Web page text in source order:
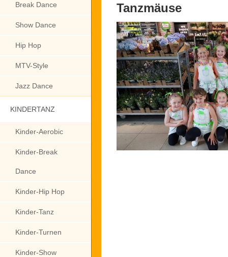
Break Dance
Show Dance
Hip Hop
MTV-Style
Jazz Dance
KINDERTANZ
Kinder-Aerobic
Kinder-Break
Dance
Kinder-Hip Hop
Kinder-Tanz
Kinder-Turnen
Kinder-Show
Tanzmäuse